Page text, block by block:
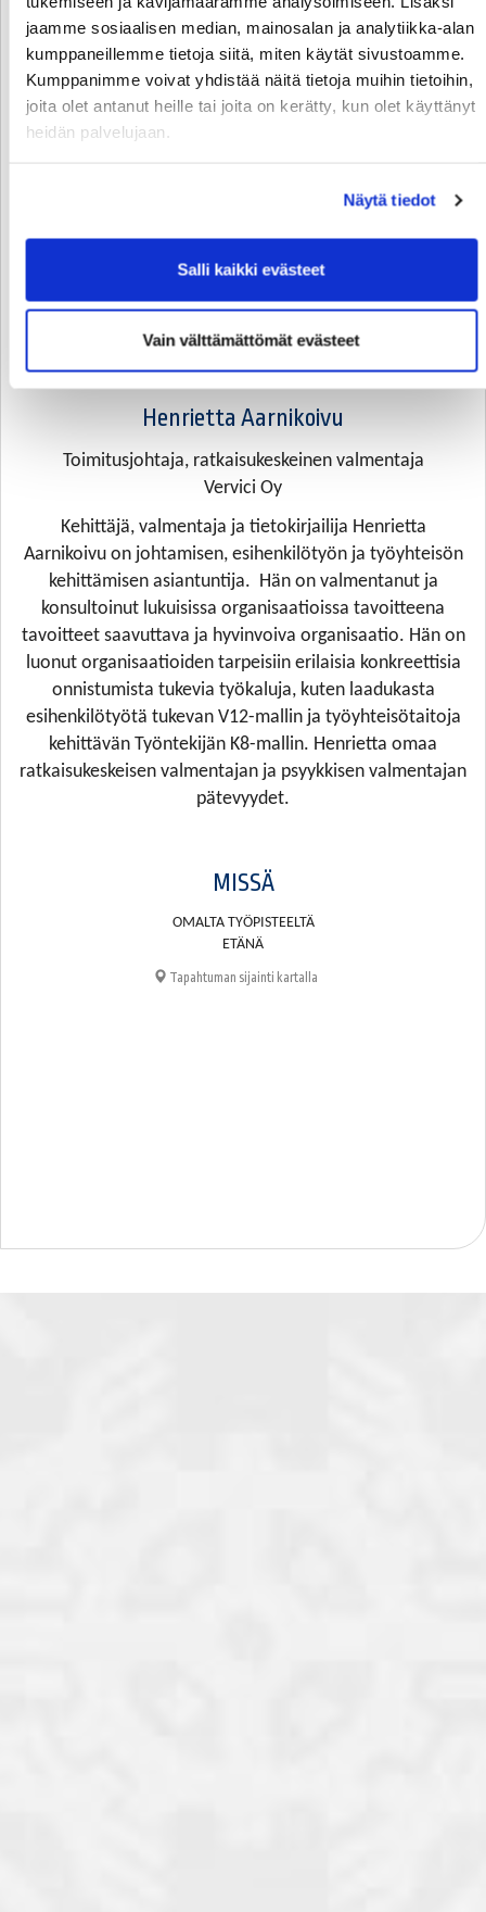
jaamme sosiaalisen median, mainosalan ja analytiikka-alan
kumppaneillemme tietoja siitä, miten käytät sivustoamme.
Kumppanimme voivat yhdistää näitä tietoja muihin tietoihin,
joita olet antanut heille tai joita on kerätty, kun olet käyttänyt
heidän palvelujaan.
Näytä tiedot
Salli kaikki evästeet
Vain välttämättömät evästeet
Henrietta Aarnikoivu
Toimitusjohtaja, ratkaisukeskeinen valmentaja
Vervici Oy
Kehittäjä, valmentaja ja tietokirjailija Henrietta
Aarnikoivu on johtamisen, esihenkilötyön ja työyhteisön
kehittämisen asiantuntija. Hän on valmentanut ja
konsultoinut lukuisissa organisaatioissa tavoitteena
tavoitteet saavuttava ja hyvinvoiva organisaatio. Hän on
luonut organisaatioiden tarpeisiin erilaisia konkreettisia
onnistumista tukevia työkaluja, kuten laadukasta
esihenkilötyötä tukevan V12-mallin ja työyhteisötaitoja
kehittävän Työntekijän K8-mallin. Henrietta omaa
ratkaisukeskeisen valmentajan ja psyykkisen valmentajan
pätevyydet.
MISSÄ
OMALTA TYÖPISTEELTÄ
ETÄNÄ
Tapahtuman sijainti kartalla